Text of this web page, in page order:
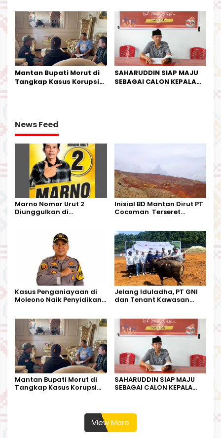
Kesempatan Terakhir
Kurban
Mantan Bupati Morut di
Tangkap Kasus Korupsi
SAHARUDDIN SIAP MAJU
SEBAGAI CALON KEPALA
News Feed
Marno Nomor Urut 2
Diunggulkan di
Harapan Warga
Inisial BD Mantan Dirut PT
Cocoman Terseret
Kalimantan Barat
Kasus Penganiayaan di
Moleono Naik Penyidikan,
Jelang Iduladha, PT GNI
dan Tenant Kawasan
Mantan Bupati Morut di
Tangkap Kasus Korupsi
SAHARUDDIN SIAP MAJU
SEBAGAI CALON KEPALA
View More